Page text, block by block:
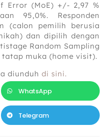
Error (MoE) +/- 2,97 %
95,0%. Responden
(calon pemilih berusia
dan dipilih dengan
Random Sampling
muka (home visit).
diunduh di sini.
WhatsApp
Telegram